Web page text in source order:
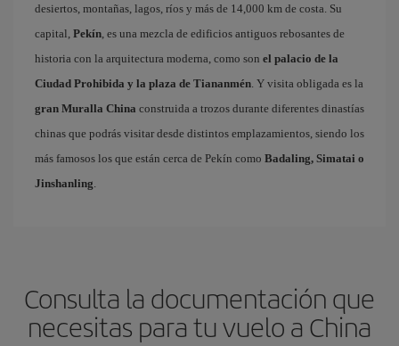
desiertos, montañas, lagos, ríos y más de 14,000 km de costa. Su
capital, Pekín , es una mezcla de edificios antiguos rebosantes de
historia con la arquitectura moderna, como son el palacio de la
Ciudad Prohibida y la plaza de Tiananmén . Y visita obligada es la
gran Muralla China construida a trozos durante diferentes dinastías
chinas que podrás visitar desde distintos emplazamientos, siendo los
más famosos los que están cerca de Pekín como Badaling, Simatai o
Jinshanling
Consulta la documentación que
necesitas para tu vuelo a China